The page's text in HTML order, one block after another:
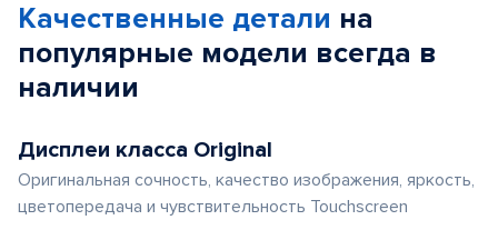
Качественные детали на
популярные модели всегда в
наличии
Дисплеи класса Original
Оригинальная сочность, качество изображения, яркость,
цветопередача и чувствительность Touchscreen